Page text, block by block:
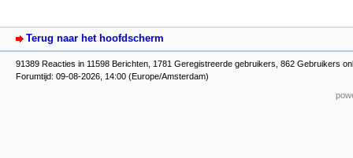
Terug naar het hoofdscherm
91389 Reacties in 11598 Berichten, 1781 Geregistreerde gebruikers, 862 Gebruikers
Forumtijd: 09-08-2026, 14:00 (Europe/Amsterdam)